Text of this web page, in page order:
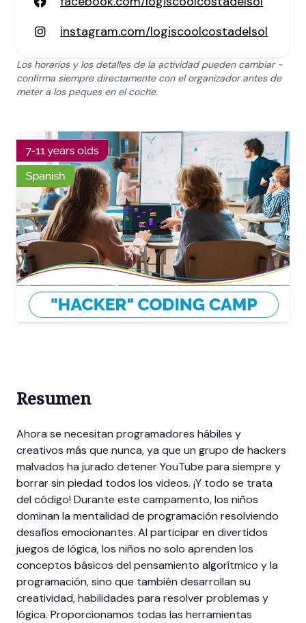
instagram.com/logiscoolcostadelsol
Los horarios y los detalles de la actividad pueden cambiar -
confirma siempre directamente con el organizador antes de
meter a los peques en el coche.
Resumen
Ahora se necesitan programadores hábiles y
creativos más que nunca, ya que un grupo de hackers
malvados ha jurado detener YouTube para siempre y
borrar sin piedad todos los videos. ¡Y todo se trata
del código! Durante este campamento, los niños
dominan la mentalidad de programación resolviendo
desafíos emocionantes. Al participar en divertidos
juegos de lógica, los niños no solo aprenden los
conceptos básicos del pensamiento algorítmico y la
programación, sino que también desarrollan su
creatividad, habilidades para resolver problemas y
lógica. Proporcionamos todas las herramientas